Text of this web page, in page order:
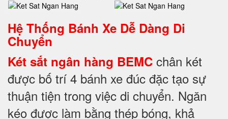
Hệ Thống Bánh Xe Dễ Dàng Di
Chuyển
Két sắt ngân hàng BEMC chân két
được bố trí 4 bánh xe đúc đặc tạo sự
thuận tiện trong việc di chuyển. Ngăn
kéo được làm bằng thép bóng, khả